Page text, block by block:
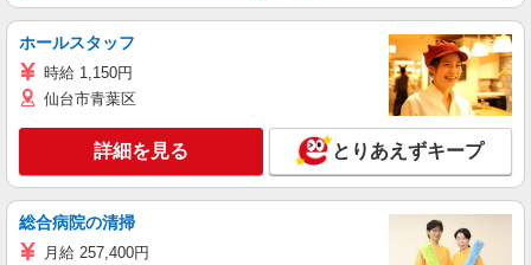
ホールスタッフ
時給 1,150円
仙台市青葉区
詳細を見る とりあえずキープ
総合病院の清掃
月給 257,400円